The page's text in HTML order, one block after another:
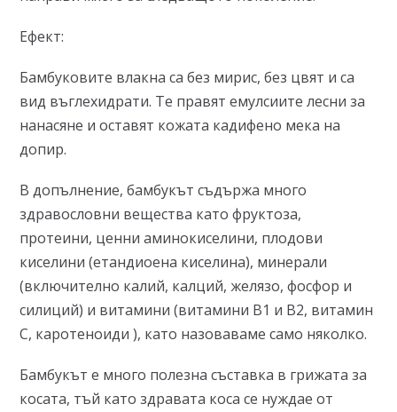
Ефект:
Бамбуковите влакна са без мирис, без цвят и са
вид въглехидрати. Те правят емулсиите лесни за
нанасяне и оставят кожата кадифено мека на
допир.
В допълнение, бамбукът съдържа много
здравословни вещества като фруктоза,
протеини, ценни аминокиселини, плодови
киселини (етандиоена киселина), минерали
(включително калий, калций, желязо, фосфор и
силиций) и витамини (витамини В1 и В2, витамин
С, каротеноиди ), като назоваваме само няколко.
Бамбукът е много полезна съставка в грижата за
косата, тъй като здравата коса се нуждае от